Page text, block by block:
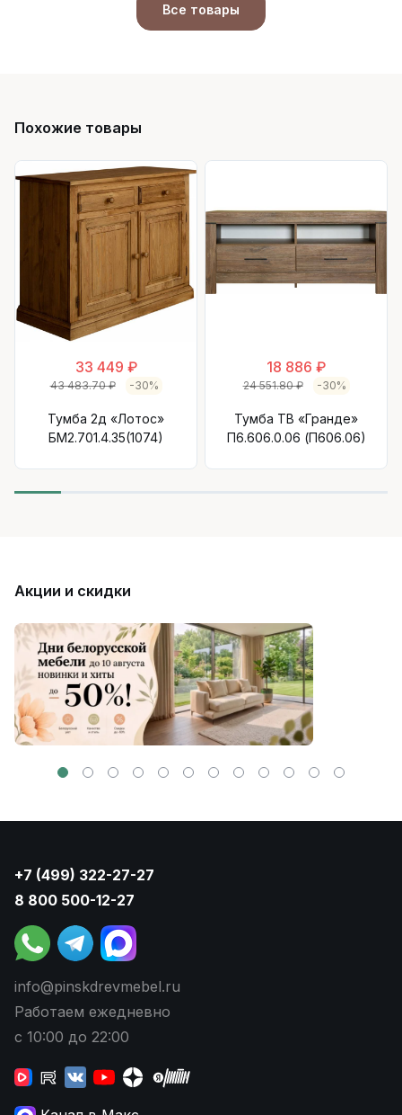
Все товары
Похожие товары
33 449 ₽
43 483.70 ₽ -30%
Тумба 2д «Лотос»
БМ2.701.4.35(1074)
18 886 ₽
24 551.80 ₽ -30%
Тумба ТВ «Гранде»
П6.606.0.06 (П606.06)
Акции и скидки
+7 (499) 322-27-27
8 800 500-12-27
info@pinskdrevmebel.ru
Работаем ежедневно
с 10:00 до 22:00